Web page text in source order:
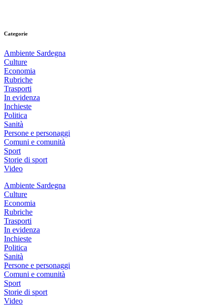
Categorie
Ambiente Sardegna
Culture
Economia
Rubriche
Trasporti
In evidenza
Inchieste
Politica
Sanità
Persone e personaggi
Comuni e comunità
Sport
Storie di sport
Video
Ambiente Sardegna
Culture
Economia
Rubriche
Trasporti
In evidenza
Inchieste
Politica
Sanità
Persone e personaggi
Comuni e comunità
Sport
Storie di sport
Video